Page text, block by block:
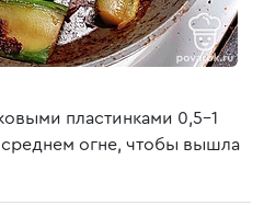
пластинками 0,5-1
среднем огне, чтобы вышла